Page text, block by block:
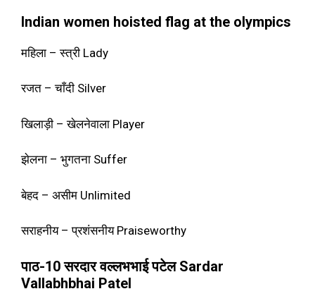
Indian women hoisted flag at the olympics
महिला – स्त्री Lady
रजत – चाँदी Silver
खिलाड़ी – खेलनेवाला Player
झेलना – भुगतना Suffer
बेहद – असीम Unlimited
सराहनीय – प्रशंसनीय Praiseworthy
पाठ-10 सरदार वल्लभभाई पटेल Sardar
Vallabhbhai Patel